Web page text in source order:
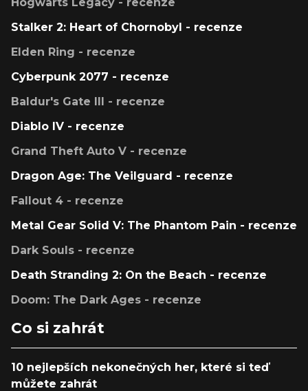
Stalker 2: Heart of Chornobyl - recenze
Elden Ring - recenze
Cyberpunk 2077 - recenze
Baldur's Gate III - recenze
Diablo IV - recenze
Grand Theft Auto V - recenze
Dragon Age: The Veilguard - recenze
Fallout 4 - recenze
Metal Gear Solid V: The Phantom Pain - recenze
Dark Souls - recenze
Death Stranding 2: On the Beach - recenze
Doom: The Dark Ages - recenze
Co si zahrát
10 nejlepších nekonečných her, které si teď
můžete zahrát